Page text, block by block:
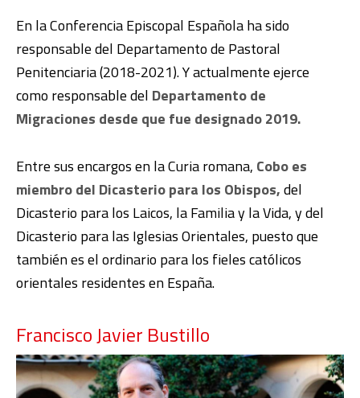
En la Conferencia Episcopal Española ha sido
responsable del Departamento de Pastoral
Penitenciaria (2018-2021). Y actualmente ejerce
como responsable del Departamento de
Migraciones desde que fue designado 2019.
Entre sus encargos en la Curia romana, Cobo es
miembro del Dicasterio para los Obispos,del
Dicasterio para los Laicos, la Familia y la Vida, y del
Dicasterio para las Iglesias Orientales, puesto que
también es el ordinario para los fieles católicos
orientales residentes en España.
Francisco Javier Bustillo